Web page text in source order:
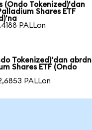
(Ondo Tokenized)'dan
Shares ETF
PALLon
Tokenized)'dan abrdn
Shares ETF (Ondo
PALLon